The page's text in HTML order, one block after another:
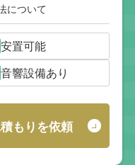
について
安置可能
音響設備あり
もりを依頼